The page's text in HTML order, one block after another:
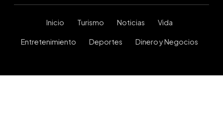
Inicio Turismo Noticias Vida
Entretenimiento Deportes Dinero y Negocios